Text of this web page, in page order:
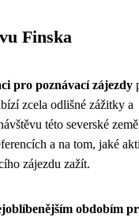
Finska
pro poznávací zájezdy
zcela odlišné zážitky a
této severské země
a na tom, jaké
zájezdu zažít.
obdobím